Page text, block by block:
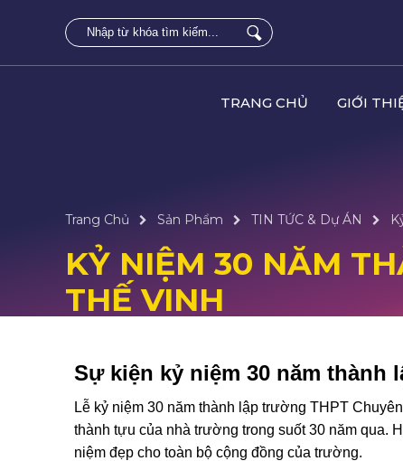
TRANG CHỦ GIỚI
Trang Chủ Sản Phẩm TIN TỨC & Dự ÁN
KỶ NIỆM 30 NĂM
THẾ VINH
Sự kiện kỷ niệm 30 năm thành
Lễ kỷ niệm 30 năm thành lập trường THPT
thành tựu của nhà trường trong suốt 30 năm qua.
niệm đẹp cho toàn bộ cộng đồng của trường.